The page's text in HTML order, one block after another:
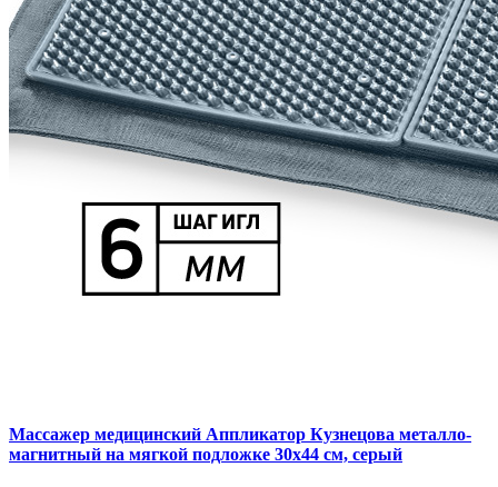
Массажер медицинский Аппликатор Кузнецова металло-
магнитный на мягкой подложке 30х44 см, серый